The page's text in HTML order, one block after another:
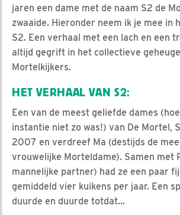
jaren een dame met de naam S2 de
zwaaide. Hieronder neem ik je mee in
S2. Een verhaal met een lach en een
altijd gegrift in het collectieve
Mortelkijkers.
HET VERHAAL VAN S2:
Een van de meest geliefde dames
instantie niet zo was!) van De Mortel,
2007 en verdreef Ma (destijds de
vrouwelijke Morteldame). Samen met
mannelijke partner) had ze een paar
gemiddeld vier kuikens per jaar. Een
duurde en duurde totdat...